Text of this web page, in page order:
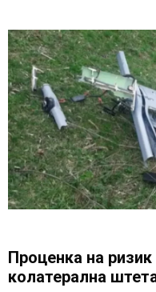
Проценка на
колатерална